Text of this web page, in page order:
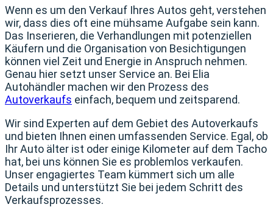
Wenn es um den Verkauf Ihres Autos geht, verstehen
wir, dass dies oft eine mühsame Aufgabe sein kann.
Das Inserieren, die Verhandlungen mit potenziellen
Käufern und die Organisation von Besichtigungen
können viel Zeit und Energie in Anspruch nehmen.
Genau hier setzt unser Service an. Bei Elia
Autohändler machen wir den Prozess des
Autoverkaufs einfach, bequem und zeitsparend.
Wir sind Experten auf dem Gebiet des Autoverkaufs
und bieten Ihnen einen umfassenden Service. Egal, ob
Ihr Auto älter ist oder einige Kilometer auf dem Tacho
hat, bei uns können Sie es problemlos verkaufen.
Unser engagiertes Team kümmert sich um alle
Details und unterstützt Sie bei jedem Schritt des
Verkaufsprozesses.